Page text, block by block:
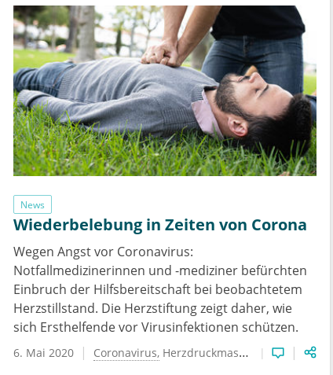
News
Wiederbelebung in Zeiten von Corona
Wegen Angst vor Coronavirus:
Notfallmedizinerinnen und -mediziner befürchten
Einbruch der Hilfsbereitschaft bei beobachtetem
Herzstillstand. Die Herzstiftung zeigt daher, wie
sich Ersthelfende vor Virusinfektionen schützen.
6. Mai 2020 Coronavirus Herzdruckmassage Laien-